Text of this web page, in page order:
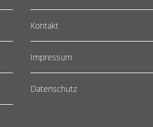
Kontakt
Impressum
Datenschutz